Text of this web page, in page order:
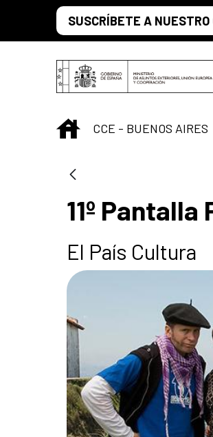
Saltar al contenido principal
SUSCRÍBETE A
INICIO
CCE - BUENOS AIRES
11º Pantalla
El País Cultura